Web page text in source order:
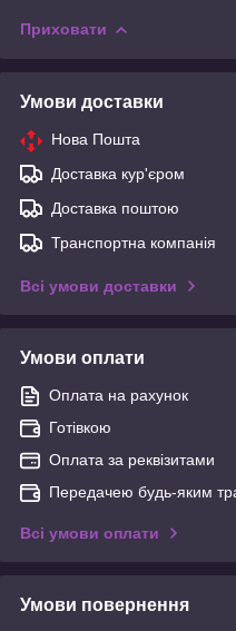
Приховати
Умови доставки
Нова Пошта
Доставка кур'єром
Доставка поштою
Транспортна компанія
Всі умови доставки
Умови оплати
Оплата на рахунок
Готівкою
Оплата за реквізитами
Передачею будь-яким
Всі умови оплати
Умови повернення